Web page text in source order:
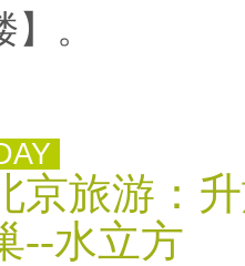
】。
京旅游：
--水立方